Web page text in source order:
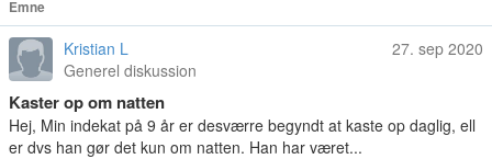
Emne
Kristian L
Generel diskussion
27. sep 2020
Kaster op om natten
Hej, Min indekat på 9 år er desværre begyndt at kaste op daglig, ell
er dvs han gør det kun om natten. Han har været...